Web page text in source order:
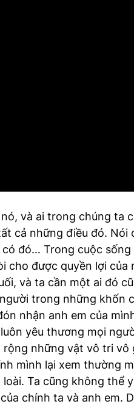
và ai trong chúng ta
cả những điều đó. Nói
đó… Trong cuộc
cho được quyền lợi
và ta cần một ai đó
trong những khốn
nhận anh em của
yêu thương mọi
những vật vô tri
mình lại xem thường
Ta cũng không
chính ta và anh